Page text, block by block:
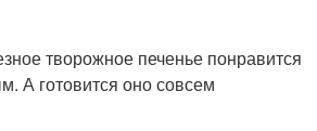
творожное печенье понравится
А готовится оно совсем